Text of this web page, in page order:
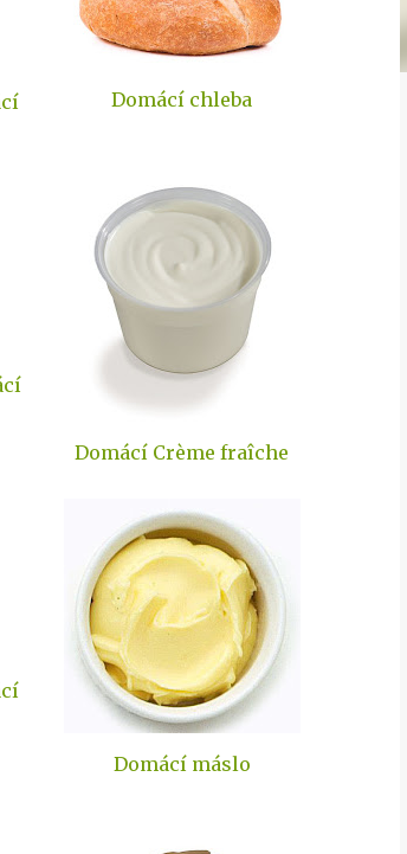
Domácí chleba
Domácí Crème fraîche
Domácí máslo